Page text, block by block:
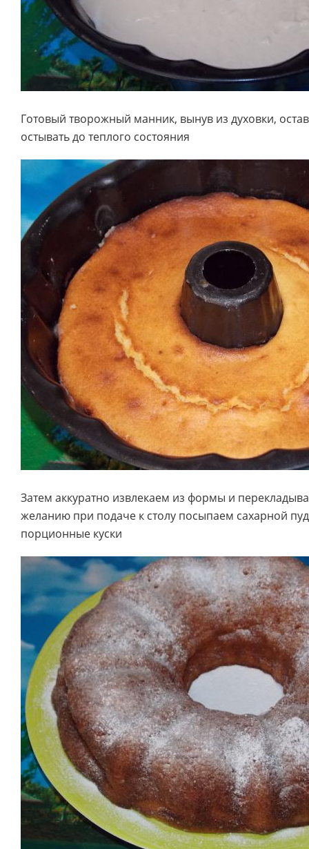
Готовый творожный манник, вынув из духовки,
остывать до теплого состояния
Затем аккуратно извлекаем из формы и
желанию при подаче к столу посыпаем сахарной
порционные куски